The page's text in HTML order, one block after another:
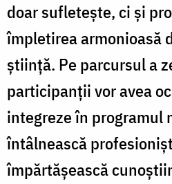
doar sufletește, ci și
împletirea armonioasă
știință. Pe parcursul a
participanții vor avea
integreze în programul
întâlnească
împărtășească